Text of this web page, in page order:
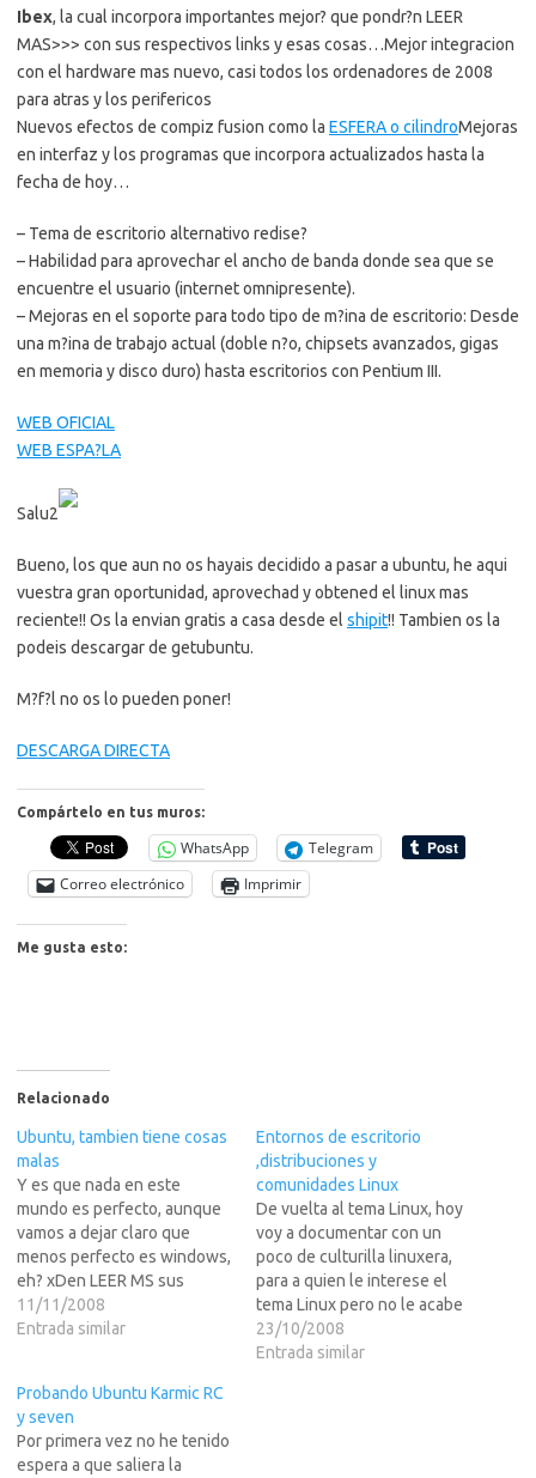
Ibex, la cual incorpora importantes mejor? que pondr?n LEER
MAS>>> con sus respectivos links y esas cosas…Mejor integracion
con el hardware mas nuevo, casi todos los ordenadores de 2008
para atras y los perifericos
Nuevos efectos de compiz fusion como la ESFERA o cilindroMejoras
en interfaz y los programas que incorpora actualizados hasta la
fecha de hoy…
– Tema de escritorio alternativo redise?
– Habilidad para aprovechar el ancho de banda donde sea que se
encuentre el usuario (internet omnipresente).
– Mejoras en el soporte para todo tipo de m?ina de escritorio: Desde
una m?ina de trabajo actual (doble n?o, chipsets avanzados, gigas
en memoria y disco duro) hasta escritorios con Pentium III.
WEB OFICIAL
WEB ESPA?LA
Salu2
Bueno, los que aun no os hayais decidido a pasar a ubuntu, he aqui
vuestra gran oportunidad, aprovechad y obtened el linux mas
reciente!! Os la envian gratis a casa desde el shipit!! Tambien os la
podeis descargar de getubuntu.
M?f?l no os lo pueden poner!
DESCARGA DIRECTA
Compártelo en tus muros:
WhatsApp
Telegram
Correo electrónico
Imprimir
Me gusta esto:
Relacionado
Ubuntu, tambien tiene cosas
malas
Y es que nada en este
mundo es perfecto, aunque
vamos a dejar claro que
menos perfecto es windows,
eh? xDen LEER MS sus
posibles fallos y
arreglos>>>Fallo 1. Al
lo hace siempre bien, porque
hay incompatibilidades de
software de terceros…
11/11/2008
Entrada similar
Entornos de escritorio
,distribuciones y
comunidades Linux
De vuelta al tema Linux, hoy
voy a documentar con un
poco de culturilla linuxera,
para a quien le interese el
tema Linux pero no le acabe
de gustar Ubuntu o
simplemente quiera
23/10/2008
Entrada similar
Probando Ubuntu Karmic RC
y seven
Por primera vez no he tenido
espera a que saliera la